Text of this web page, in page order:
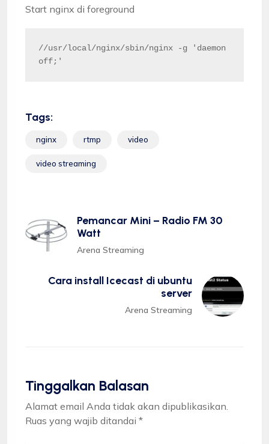
Start nginx di foreground
//usr/local/nginx/sbin/nginx -g 'daemon
off;'
Tags:
nginx rtmp video
video streaming
Pemancar Mini – Radio FM 30
Watt
Arena Streaming
Cara install Icecast di ubuntu
server
Arena Streaming
Tinggalkan Balasan
Alamat email Anda tidak akan dipublikasikan.
Ruas yang wajib ditandai *